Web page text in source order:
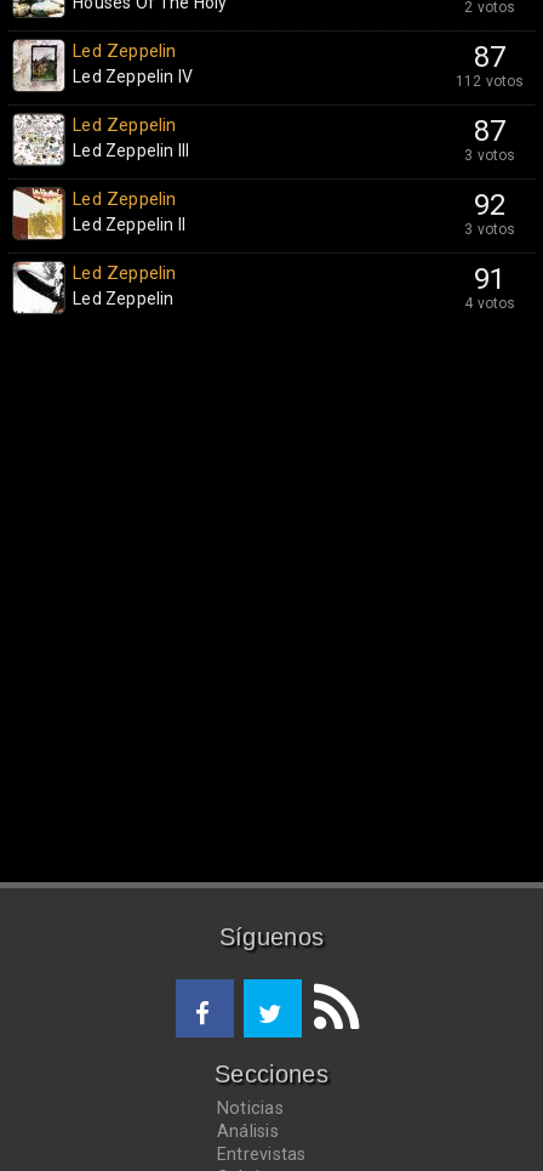
2 votos
87
112 votos
Led Zeppelin
Led Zeppelin IV
87
3 votos
Led Zeppelin
Led Zeppelin III
92
3 votos
Led Zeppelin
Led Zeppelin II
91
4 votos
Led Zeppelin
Led Zeppelin
Síguenos
Secciones
Noticias
Análisis
Entrevistas